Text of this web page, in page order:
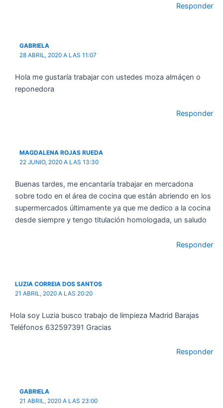
Responder
GABRIELA
28 ABRIL, 2020 A LAS 11:07
Hola me gustaría trabajar con ustedes moza almáçen o
reponedora
Responder
MAGDALENA ROJAS RUEDA
22 JUNIO, 2020 A LAS 13:30
Buenas tardes, me encantaría trabajar en mercadona
sobre todo en el área de cocina que están abriendo en los
supermercados últimamente ya que me dedico a la cocina
desde siempre y tengo titulación homologada, un saludo
Responder
LUZIA CORREIA DOS SANTOS
21 ABRIL, 2020 A LAS 20:20
Hola soy Luzia busco trabajo de limpieza Madrid Barajas
Teléfonos 632597391 Gracias
Responder
GABRIELA
21 ABRIL, 2020 A LAS 23:00